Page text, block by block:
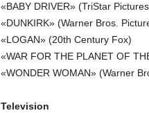
«BABY DRIVER» (TriStar
«DUNKIRK» (Warner Bros.
«LOGAN» (20th Century Fox)
«WAR FOR THE PLANET OF
«WONDER WOMAN» (Warner
Television